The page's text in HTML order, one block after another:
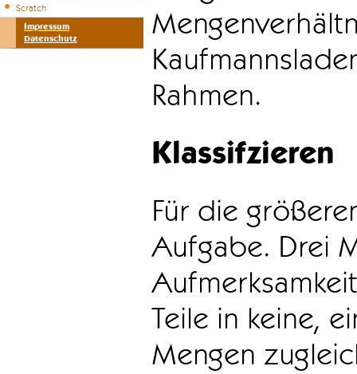
Scratch
Impressum
Datenschutz
Rahmen.
Klassifzieren
Für die
Aufgabe. Drei
Teile in keine,
Mengen